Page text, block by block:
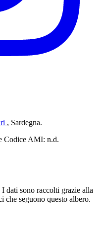
, Sardegna.
Codice AMI: n.d.
dati sono raccolti grazie alla
che seguono questo albero.